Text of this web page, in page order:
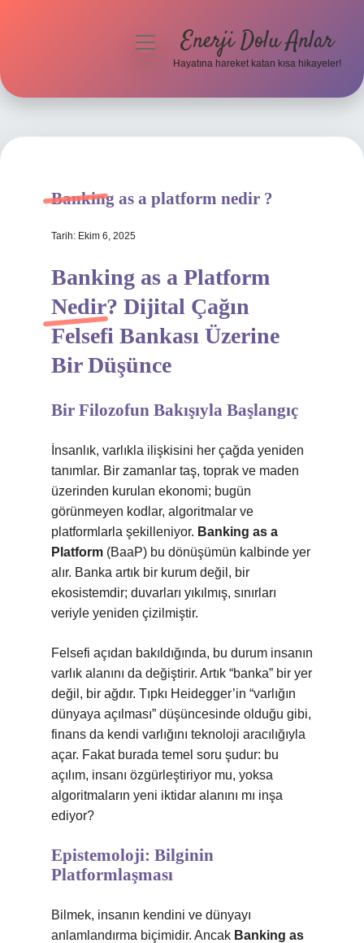
Hakkımızda
menüyüEnerji Dolu Anlar
Hayatına hareket katan kısa hikayeler!
Banking as a platform nedir ?
Tarih: Ekim 6, 2025
Banking as a Platform
Nedir? Dijital Çağın
Felsefi Bankası Üzerine
Bir Düşünce
Bir Filozofun Bakışıyla Başlangıç
İnsanlık, varlıkla ilişkisini her çağda yeniden
tanımlar. Bir zamanlar taş, toprak ve maden
üzerinden kurulan ekonomi; bugün
görünmeyen kodlar, algoritmalar ve
platformlarla şekilleniyor. Banking as a
Platform (BaaP) bu dönüşümün kalbinde yer
alır. Banka artık bir kurum değil, bir
ekosistemdir; duvarları yıkılmış, sınırları
veriyle yeniden çizilmiştir.
Felsefi açıdan bakıldığında, bu durum insanın
varlık alanını da değiştirir. Artık “banka” bir yer
değil, bir ağdır. Tıpkı Heidegger’in “varlığın
dünyaya açılması” düşüncesinde olduğu gibi,
finans da kendi varlığını teknoloji aracılığıyla
açar. Fakat burada temel soru şudur: bu
açılım, insanı özgürleştiriyor mu, yoksa
algoritmaların yeni iktidar alanını mı inşa
ediyor?
Epistemoloji: Bilginin
Platformlaşması
Bilmek, insanın kendini ve dünyayı
anlamlandırma biçimidir. Ancak Banking as